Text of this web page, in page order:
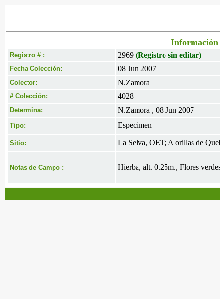
Información
Registro # : 2969 (Registro sin editar)
Fecha Colección: 08 Jun 2007
Colector: N.Zamora
# Colección: 4028
Determina: N.Zamora , 08 Jun 2007
Tipo: Especimen
Sitio: La Selva, OET; A orillas de
Notas de Campo : Hierba, alt. 0.25m., Flores